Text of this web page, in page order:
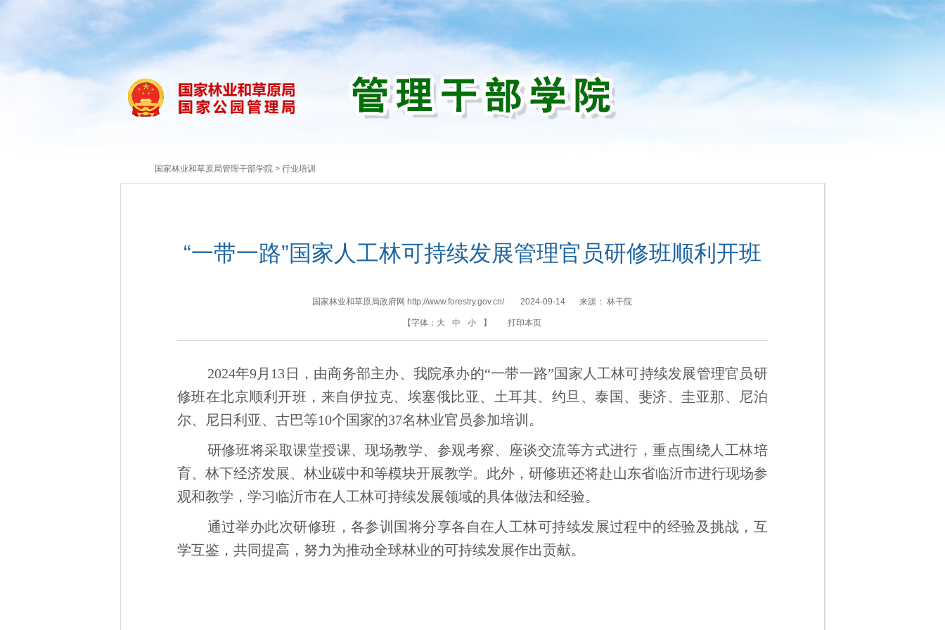
国家林业和草原局管理干部学院 > 行业培训
“一带一路”国家人工林可持续发展管理官员研修班顺利开班
国家林业和草原局政府网 http://www.forestry.gov.cn/ 2024-09-14 来源： 林干院
【字体： 大 中 小 】 打印本页
2024年9月13日，由商务部主办、我院承办的“一带一路”国家人工林可持续发展管理官员研
修班在北京顺利开班，来自伊拉克、埃塞俄比亚、土耳其、约旦、泰国、斐济、圭亚那、尼泊
尔、尼日利亚、古巴等10个国家的37名林业官员参加培训。
研修班将采取课堂授课、现场教学、参观考察、座谈交流等方式进行，重点围绕人工林培
育、林下经济发展、林业碳中和等模块开展教学。此外，研修班还将赴山东省临沂市进行现场参
观和教学，学习临沂市在人工林可持续发展领域的具体做法和经验。
通过举办此次研修班，各参训国将分享各自在人工林可持续发展过程中的经验及挑战，互
学互鉴，共同提高，努力为推动全球林业的可持续发展作出贡献。